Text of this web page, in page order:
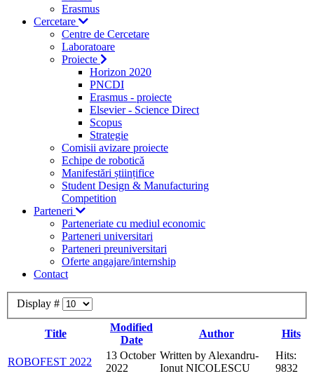
Erasmus
Cercetare
Centre de Cercetare
Laboratoare
Proiecte
Horizon 2020
PNCDI
Erasmus - proiecte
Elsevier - Science Direct
Scopus
Strategie
Comisii avizare proiecte
Echipe de robotică
Manifestări științifice
Student Design & Manufacturing
Competition
Parteneri
Parteneriate cu mediul economic
Parteneri universitari
Parteneri preuniversitari
Oferte angajare/internship
Contact
Display #
Title
Modified
Date
Author Hits
ROBOFEST 2022
13 October
2022
Written by Alexandru-
Ionut NICOLESCU
Hits:
9832